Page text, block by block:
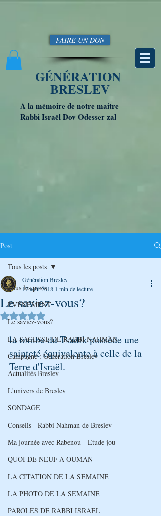
FAIRE UN DON
GÉNÉRATION
BRESLEV
A la mémoire de notre maitre
Rabbi Israël Dov Odesser zal
Post
Tous les posts
ÉVÉNEMENT
Le saviez-vous?
LA SAGESSE DE RABBI NAHMAN
Campagne : Génération Breslev
Actualités Breslev
L'univers de Breslev
SONDAGE
Conseils - Rabbi Nahman de Breslev
Ma journée avec Rabenou - Etude jou
QUOI DE NEUF A OUMAN
LA CITATION DE LA SEMAINE
LA PHOTO DE LA SEMAINE
PAROLES DE RABBI ISRAEL
Tous les posts
Le saviez-vous?
Génération Breslev
17 août 2018 1 min de lecture
Noté NaN étoiles sur 5.
la tombe du Tsadik possède une
sainteté équivalente à celle de la
Terre d'Israël.